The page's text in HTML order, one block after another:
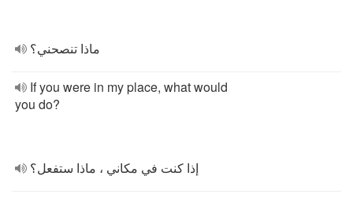
ماذا تنصحني؟
If you were in my place, what would
you do?
إذا كنت في مكاني ، ماذا ستفعل؟